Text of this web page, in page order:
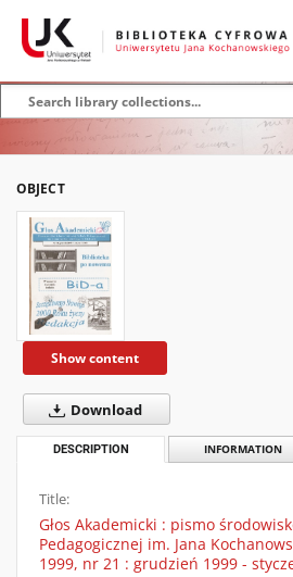
OBJECT
Show content
Download
DESCRIPTION INFORMATION
Title:
Głos Akademicki : pismo
Pedagogicznej im. Jana
1999, nr 21 : grudzień 1999 -